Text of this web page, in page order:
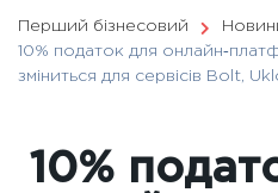
Перший бізнесовий
10% податок для
зміниться для сервісів Bolt,
10%